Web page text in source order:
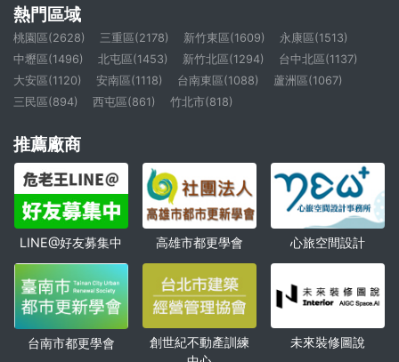
熱門區域
桃園區(2628) 三重區(2178) 新竹東區(1609)
永康區(1513)
中壢區(1496)
北屯區(1453) 新竹北區(1294)
台中北區(1137)
大安區(1120)
安南區(1118) 台南東區(1088)
蘆洲區(1067)
三民區(894)
西屯區(861) 竹北市(818)
推薦廠商
LINE@好友募集中 高雄市都更學會 心旅空間設計
台南市都更學會
創世紀不動產訓練
未來裝修圖說